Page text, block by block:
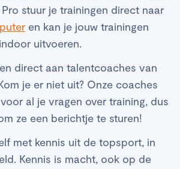
stuur je trainingen direct naar
en kan je jouw trainingen
uitvoeren.
direct aan talentcoaches van
je er niet uit? Onze coaches
al je vragen over training, dus
ze een berichtje te sturen!
met kennis uit de topsport, in
Kennis is macht, ook op de